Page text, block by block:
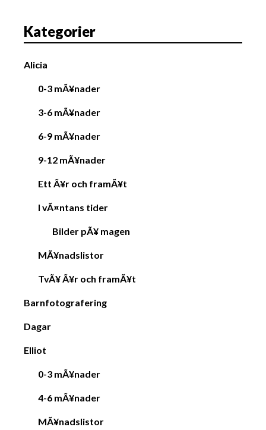
Kategorier
Alicia
0-3 mÃ¥nader
3-6 mÃ¥nader
6-9 mÃ¥nader
9-12 mÃ¥nader
Ett Ã¥r och framÃ¥t
I vÃ¤ntans tider
Bilder pÃ¥ magen
MÃ¥nadslistor
TvÃ¥ Ã¥r och framÃ¥t
Barnfotografering
Dagar
Elliot
0-3 mÃ¥nader
4-6 mÃ¥nader
MÃ¥nadslistor